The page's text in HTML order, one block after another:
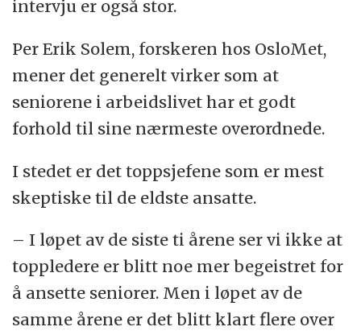
intervju er også stor.
Per Erik Solem, forskeren hos OsloMet,
mener det generelt virker som at
seniorene i arbeidslivet har et godt
forhold til sine nærmeste overordnede.
I stedet er det toppsjefene som er mest
skeptiske til de eldste ansatte.
– I løpet av de siste ti årene ser vi ikke at
toppledere er blitt noe mer begeistret for
å ansette seniorer. Men i løpet av de
samme årene er det blitt klart flere over